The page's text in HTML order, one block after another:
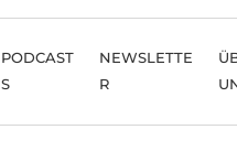
PODCAST
S
NEWSLETTE
R